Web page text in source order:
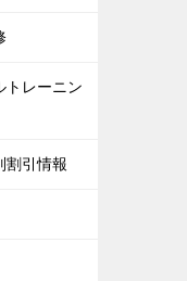
トレーニン
割引情報